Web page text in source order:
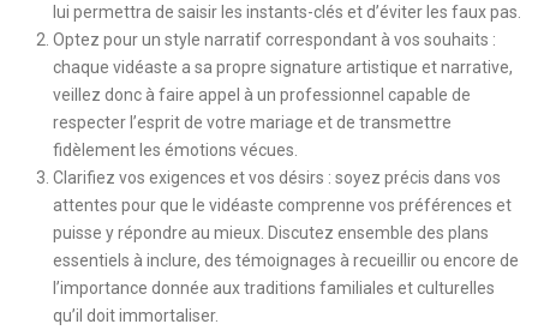
lui permettra de saisir les instants-clés et d’éviter les faux pas.
Optez pour un style narratif correspondant à vos souhaits :
chaque vidéaste a sa propre signature artistique et narrative,
veillez donc à faire appel à un professionnel capable de
respecter l’esprit de votre mariage et de transmettre
fidèlement les émotions vécues.
Clarifiez vos exigences et vos désirs : soyez précis dans vos
attentes pour que le vidéaste comprenne vos préférences et
puisse y répondre au mieux. Discutez ensemble des plans
essentiels à inclure, des témoignages à recueillir ou encore de
l’importance donnée aux traditions familiales et culturelles
qu’il doit immortaliser.